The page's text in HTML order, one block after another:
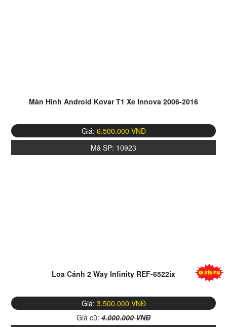
Màn Hình Android Kovar T1 Xe Innova 2006-2016
Giá: 6.500.000 VNĐ
Mã SP: 10923
Loa Cánh 2 Way Infinity REF-6522ix
Giá: 3.500.000 VNĐ
Giá cũ: 4.000.000 VNĐ